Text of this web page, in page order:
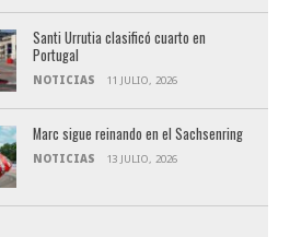
Santi Urrutia clasificó cuarto en
Portugal
NOTICIAS 11 JULIO, 2026
Marc sigue reinando en el Sachsenring
NOTICIAS 13 JULIO, 2026